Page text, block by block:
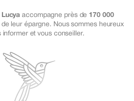
Lucyaaccompagne près de 170 000
leur épargne. Nous sommes heureux
et vous conseiller.